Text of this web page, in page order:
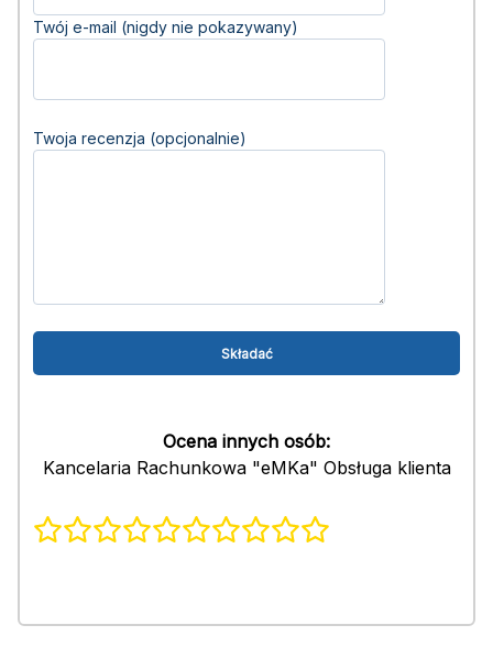
Twój e-mail (nigdy nie pokazywany)
Twoja recenzja (opcjonalnie)
Ocena innych osób:
Kancelaria Rachunkowa "eMKa" Obsługa klienta